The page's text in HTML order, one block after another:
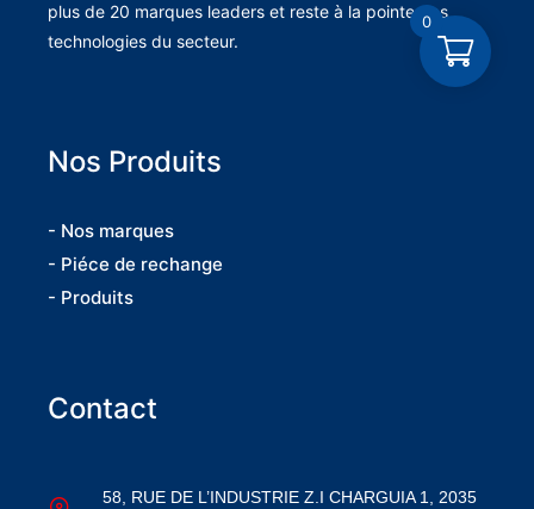
plus de 20 marques leaders et reste à la pointe des
technologies du secteur.
Nos Produits
- Nos marques
- Piéce de rechange
- Produits
Contact
58, RUE DE L’INDUSTRIE Z.I CHARGUIA 1, 2035
0